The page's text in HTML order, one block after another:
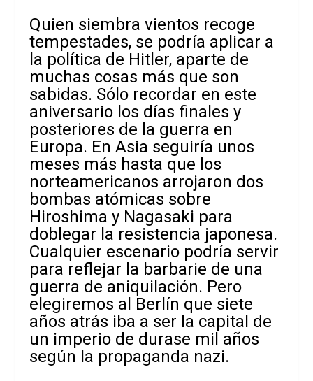
Quien siembra vientos recoge
tempestades, se podría aplicar a
la política de Hitler, aparte de
muchas cosas más que son
sabidas. Sólo recordar en este
aniversario los días finales y
posteriores de la guerra en
Europa. En Asia seguiría unos
meses más hasta que los
norteamericanos arrojaron dos
bombas atómicas sobre
Hiroshima y Nagasaki para
doblegar la resistencia japonesa.
Cualquier escenario podría servir
para reflejar la barbarie de una
guerra de aniquilación. Pero
elegiremos al Berlín que siete
años atrás iba a ser la capital de
un imperio de durase mil años
según la propaganda nazi.